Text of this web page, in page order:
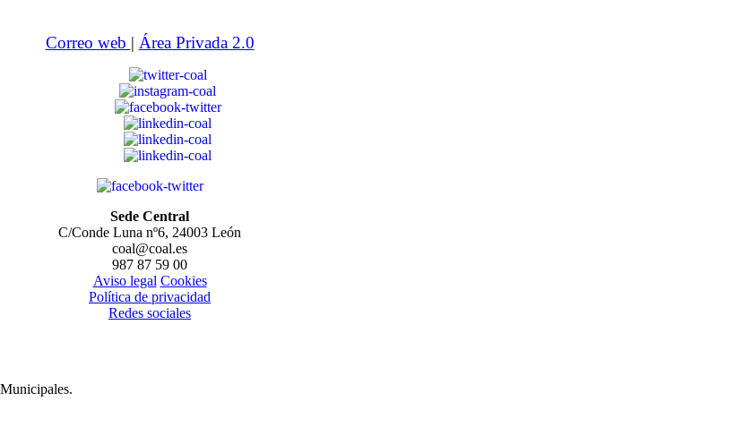
Correo web | Área Privada 2.0
Sede Central
C/Conde Luna nº6, 24003 León
coal@coal.es
987 87 59 00
Aviso legal Cookies
Política de privacidad
Redes sociales